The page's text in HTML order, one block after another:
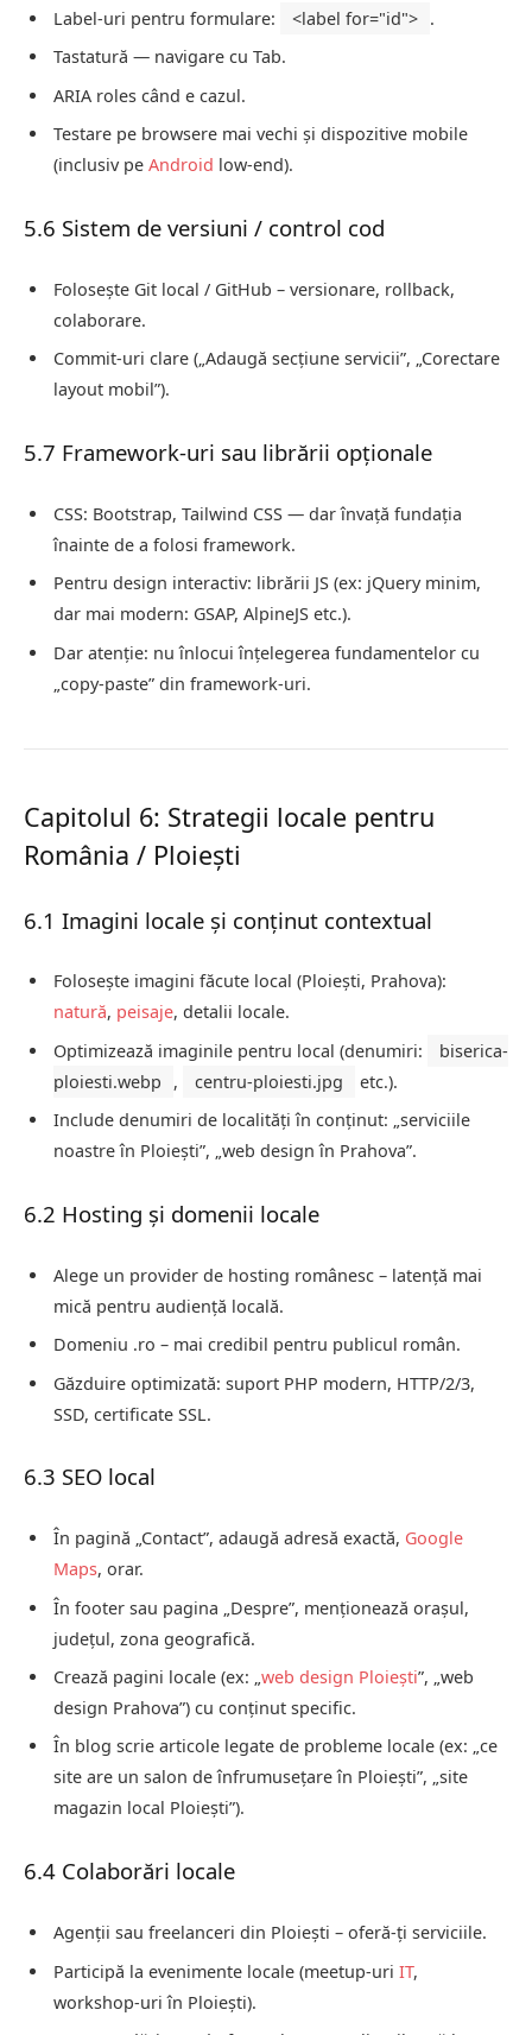
Label-uri pentru formulare:
<label for="id"> .
Tastatură — navigare cu Tab.
ARIA roles când e cazul.
Testare pe browsere mai vechi și dispozitive mobile
(inclusiv pe Android low-end).
5.6 Sistem de versiuni / control cod
Folosește Git local / GitHub – versionare, rollback,
colaborare.
Commit-uri clare („Adaugă secțiune servicii”, „Corectare
layout mobil”).
5.7 Framework-uri sau librării opționale
CSS: Bootstrap, Tailwind CSS — dar învață fundația
înainte de a folosi framework.
Pentru design interactiv: librării JS (ex: jQuery minim,
dar mai modern: GSAP, AlpineJS etc.).
Dar atenție: nu înlocui înțelegerea fundamentelor cu
„copy‑paste” din framework-uri.
Capitolul 6: Strategii locale pentru
România / Ploiești
6.1 Imagini locale și conținut contextual
Folosește imagini făcute local (Ploiești, Prahova):
natură, peisaje, detalii locale.
Optimizează imaginile pentru local (denumiri:
biserica-
ploiesti.webp
, centru-ploiesti.jpg
etc.).
Include denumiri de localități în conținut: „serviciile
noastre în Ploiești”, „web design în Prahova”.
6.2 Hosting și domenii locale
Alege un provider de hosting românesc – latență mai
mică pentru audiență locală.
Domeniu .ro – mai credibil pentru publicul român.
Găzduire optimizată: suport PHP modern, HTTP/2/3,
SSD, certificate SSL.
6.3 SEO local
În pagină „Contact”, adaugă adresă exactă, Google
Maps, orar.
În footer sau pagina „Despre”, menționează orașul,
județul, zona geografică.
Crează pagini locale (ex: „web design Ploiești”, „web
design Prahova”) cu conținut specific.
În blog scrie articole legate de probleme locale (ex: „ce
site are un salon de înfrumusețare în Ploiești”, „site
magazin local Ploiești”).
6.4 Colaborări locale
Agenții sau freelanceri din Ploiești – oferă-ți serviciile.
Participă la evenimente locale (meetup-uri IT,
workshop-uri în Ploiești).